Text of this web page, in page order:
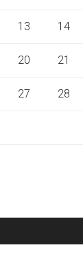
13 14
20 21
27 28